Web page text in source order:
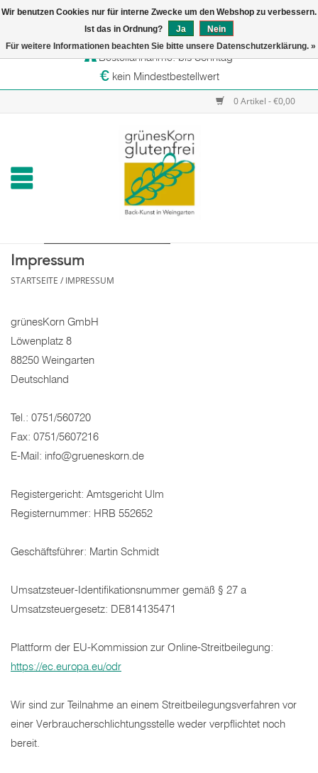
Versandtage: Dienstag & Mittwoch
Bestellannahme: bis Sonntag
kein Mindestbestellwert
0 Artikel - €0,00
Startseite
Online-Shop
Impressum
STARTSEITE / IMPRESSUM
grünesKorn GmbH
Löwenplatz 8
88250 Weingarten
Deutschland
Tel.: 0751/560720
Fax: 0751/5607216
E-Mail: info@grueneskorn.de
Registergericht: Amtsgericht Ulm
Registernummer: HRB 552652
Geschäftsführer: Martin Schmidt
Umsatzsteuer-Identifikationsnummer gemäß § 27 a
Umsatzsteuergesetz: DE814135471
Plattform der EU-Kommission zur Online-Streitbeilegung:
https://ec.europa.eu/odr
Wir sind zur Teilnahme an einem Streitbeilegungsverfahren vor
einer Verbraucherschlichtungsstelle weder verpflichtet noch
bereit.
Wir benutzen Cookies nur für interne Zwecke um den Webshop zu verbessern.
Ist das in Ordnung?
Ja
Nein
Für weitere Informationen beachten Sie bitte unsere Datenschutzerklärung. »